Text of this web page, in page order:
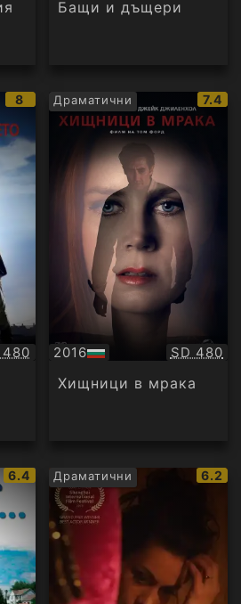
Бащи и дъщери
IMDb
рейтинг:
8
480
Драматични
IMDb
7.4
2016
БГ
аудио
SD 480
Хищници в мрака
IMDb
рейтинг:
6.4 Драматични
IMDb
6.2